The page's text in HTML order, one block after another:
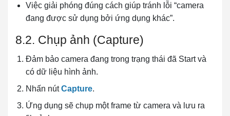
Việc giải phóng đúng cách giúp tránh lỗi “camera
đang được sử dụng bởi ứng dụng khác”.
8.2. Chụp ảnh (Capture)
Đảm bảo camera đang trong trạng thái đã Start và
có dữ liệu hình ảnh.
Nhấn nútCapture.
Ứng dụng sẽ chụp một frame từ camera và lưu ra